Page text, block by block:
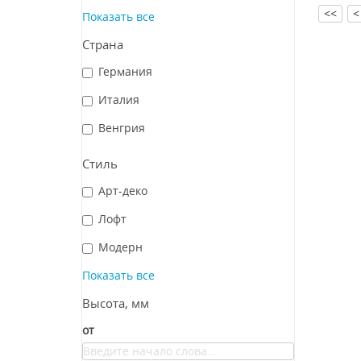
Показать все
Страна
Германия
Италия
Венгрия
Стиль
Арт-деко
Лофт
Модерн
Показать все
Высота, мм
от
<< <